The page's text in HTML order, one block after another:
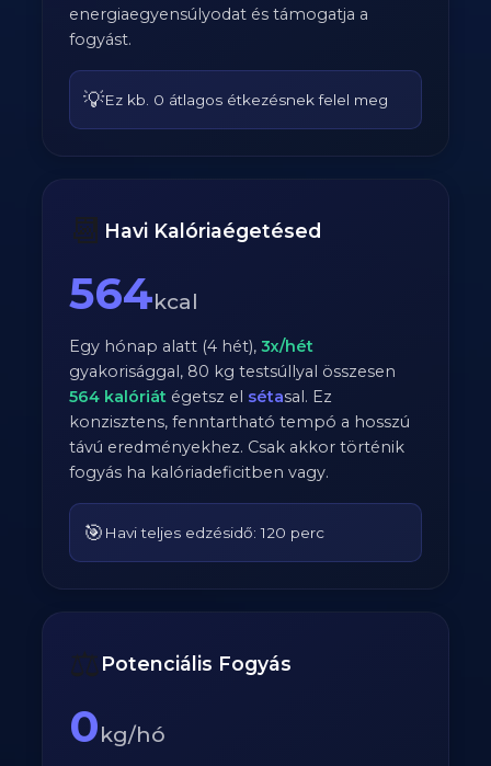
energiaegyensúlyodat és támogatja a
fogyást.
💡Ez kb. 0 átlagos étkezésnek felel meg
📆 Havi Kalóriaégetésed
564kcal
Egy hónap alatt (4 hét),3x/hét
gyakorisággal, 80 kg testsúllyal összesen
564 kalóriát égetsz el sétasal. Ez
konzisztens, fenntartható tempó a hosszú
távú eredményekhez. Csak akkor történik
fogyás ha kalóriadeficitben vagy.
🎯 Havi teljes edzésidő: 120 perc
⚖️ Potenciális Fogyás
0kg/hó